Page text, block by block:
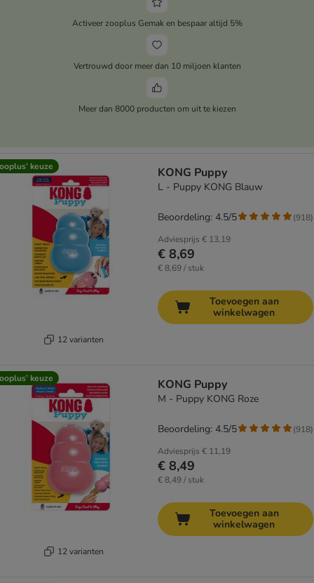
Activeer zooplus Gemak en bespaar altijd 5%
Vertrouwd door meer dan 10 miljoen klanten
Meer dan 8000 producten om uit te kiezen
keuze
12 varianten
KONG Puppy
L - Puppy KONG Blauw
Adviesprijs € 13,19
€ 8,69
€ 8,69 / stuk
Beoordeling: 4.5/5 (918)
Toevoegen aan
winkelwagen
keuze
12 varianten
KONG Puppy
M - Puppy KONG Roze
Adviesprijs € 11,19
€ 8,49
€ 8,49 / stuk
Beoordeling: 4.5/5 (918)
Toevoegen aan
winkelwagen